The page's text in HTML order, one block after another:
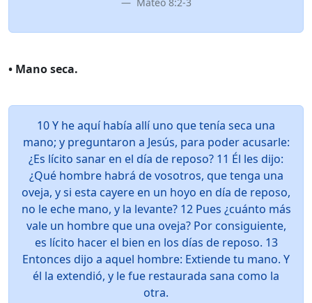
• Mano seca.
10 Y he aquí había allí uno que tenía seca una
mano; y preguntaron a Jesús, para poder acusarle:
¿Es lícito sanar en el día de reposo? 11 Él les dijo:
¿Qué hombre habrá de vosotros, que tenga una
oveja, y si esta cayere en un hoyo en día de reposo,
no le eche mano, y la levante? 12 Pues ¿cuánto más
vale un hombre que una oveja? Por consiguiente,
es lícito hacer el bien en los días de reposo. 13
Entonces dijo a aquel hombre: Extiende tu mano. Y
él la extendió, y le fue restaurada sana como la
otra.